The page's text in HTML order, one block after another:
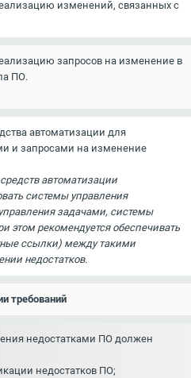
изменений, связанных с
запросов на изменение в
ПО.
автоматизации для
и запросами на изменение
автоматизации
системы управления
задачами, системы
этом рекомендуется обеспечивать
ссылки) между такими
недостатков.
требований
недостатками ПО должен
недостатков ПО;